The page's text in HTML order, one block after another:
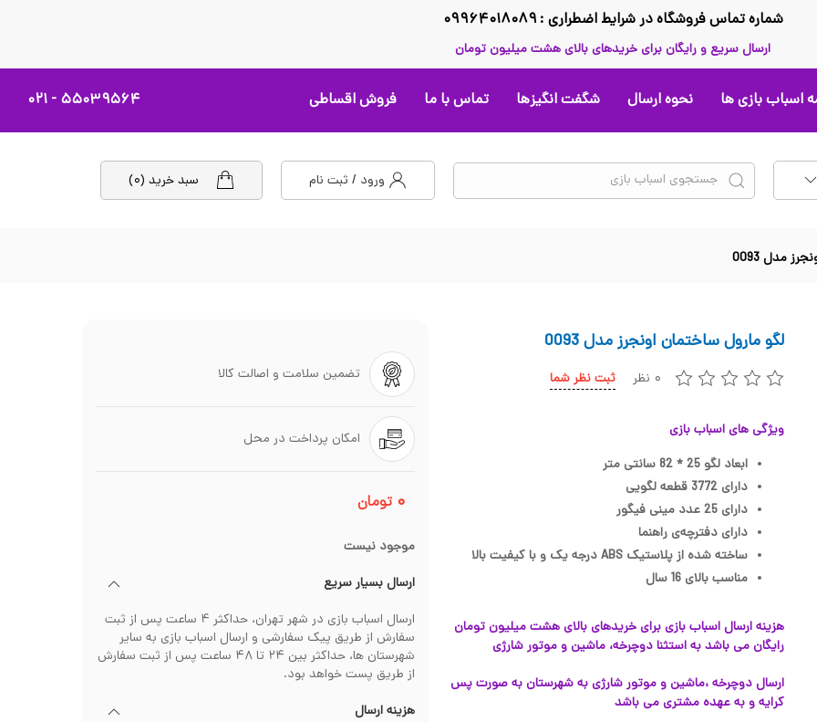
شماره تماس فروشگاه در شرایط اضطراری : ۰۹۹۶۴۰۱۸۰۸۹
ارسال سریع و رایگان برای خریدهای بالای هشت میلیون تومان
اسباب بازی ها نحوه ارسال شگفت انگیزها تماس با ما فروش اقساطی ۵۵۰۳۹۵۶۴ - ۰۲۱
ورود / ثبت نام سبد خرید (۰)
مدل 0093
لگو مارول ساختمان اونجرز مدل 0093
۰ نظر ثبت نظر شما
ویژگی های اسباب بازی
ابعاد لگو 25 * 82 سانتی متر
دارای 3772 قطعه لگویی
دارای 25 عدد مینی فیگور
دارای دفترچه‌ی راهنما
ساخته شده از پلاستیک ABS درجه یک و با کیفیت بالا
مناسب بالای 16 سال
هزینه ارسال اسباب بازی برای خریدهای بالای هشت میلیون تومان
رایگان می باشد به استثنا دوچرخه، ماشین و موتور شارژی
ارسال دوچرخه ،ماشین و موتور شارژی به شهرستان به صورت پس
کرایه و به عهده مشتری می باشد
تضمین سلامت و اصالت کالا
امکان پرداخت در محل
۰ تومان
موجود نیست
ارسال بسیار سریع
ارسال اسباب بازی در شهر تهران، حداکثر ۴ ساعت پس از ثبت
سفارش از طریق پیک سفارشی و ارسال اسباب بازی به سایر
شهرستان ها، حداکثر بین ۲۴ تا ۴۸ ساعت پس از ثبت سفارش
از طریق پست خواهد بود.
هزینه ارسال